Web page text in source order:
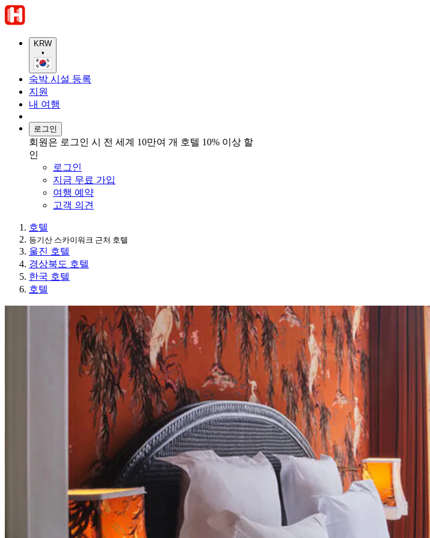
KRW
•
숙박 시설 등록
지원
내 여행
로그인
회원은 로그인 시 전 세계 10만여 개 호텔 10% 이상 할
인
로그인
지금 무료 가입
여행 예약
고객 의견
호텔
등기산 스카이워크 근처 호텔
울진 호텔
경상북도 호텔
한국 호텔
호텔